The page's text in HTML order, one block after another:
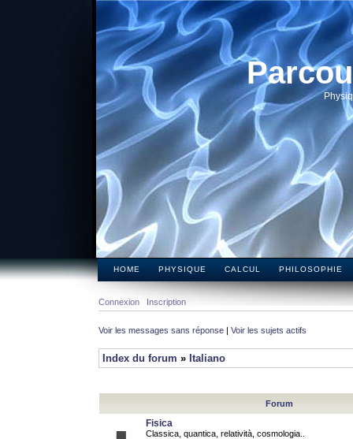
HOME PHYSIQUE CALCUL PHILOSOPHIE
Connexion Inscription
Voir les messages sans réponse | Voir les sujets actifs
Index du forum » Italiano
Forum
Fisica
Classica, quantica, relatività, cosmologia..